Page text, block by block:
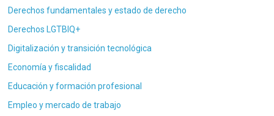
Derechos fundamentales y estado de derecho
Derechos LGTBIQ+
Digitalización y transición tecnológica
Economía y fiscalidad
Educación y formación profesional
Empleo y mercado de trabajo